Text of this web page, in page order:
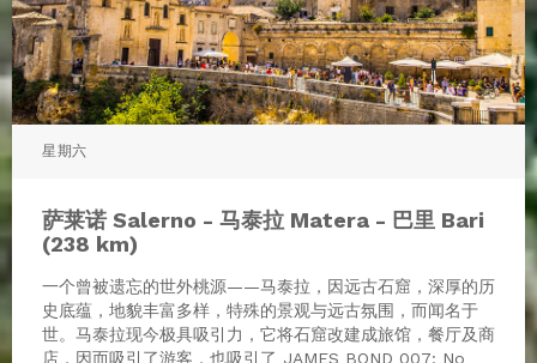
星期六
萨莱诺 Salerno - 马泰拉 Matera - 巴里 Bari
(238 km)
一个曾被遗忘的世外桃源——马泰拉，因远古石窟，深厚的历
史底蕴，地貌丰富多样，特殊的景观与远古氛围，而闻名于
世。马泰拉现今极具吸引力，它将石窟改建成旅馆，餐厅及商
店，因而吸引了游客，也吸引了 JAMES BOND 007: No